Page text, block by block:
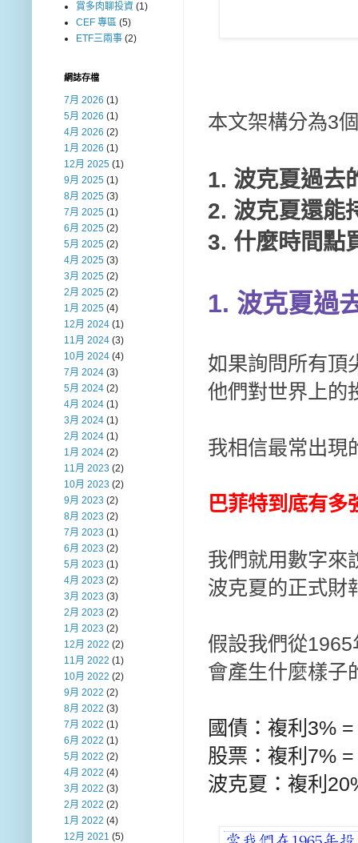
本文架構分為3
1. 波克夏過去
2. 波克夏還能
3. 什麼時間點
1. 波克夏過
如果詢問所有頂
他們對世界上的
我相信最常出現
巴菲特到底有多
我們就用數字來
波克夏的正式財
假設我們從
會產生什麼樣子
國債：複利
股票：複利
波克夏：複利
賞多肉聊投資 (1)
CEF 專區 (5)
ETF三兩事 (2)
網誌存檔
7月 2026 (1)
5月 2026 (1)
4月 2026 (2)
1月 2026 (1)
12月 2025 (1)
9月 2025 (1)
8月 2025 (3)
7月 2025 (1)
6月 2025 (2)
5月 2025 (2)
4月 2025 (3)
3月 2025 (2)
2月 2025 (2)
1月 2025 (4)
12月 2024 (1)
11月 2024 (3)
10月 2024 (4)
7月 2024 (3)
5月 2024 (2)
4月 2024 (1)
3月 2024 (1)
2月 2024 (1)
1月 2024 (2)
11月 2023 (2)
10月 2023 (2)
9月 2023 (2)
8月 2023 (2)
7月 2023 (1)
6月 2023 (2)
5月 2023 (1)
4月 2023 (2)
3月 2023 (3)
2月 2023 (2)
1月 2023 (2)
12月 2022 (2)
11月 2022 (1)
10月 2022 (2)
9月 2022 (2)
8月 2022 (3)
7月 2022 (1)
6月 2022 (1)
5月 2022 (2)
4月 2022 (4)
3月 2022 (3)
2月 2022 (2)
1月 2022 (4)
12月 2021 (5)